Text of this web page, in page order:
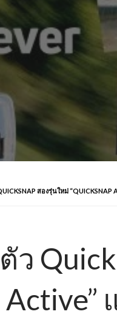
สองรุ่นใหม่ “QUICKSNAP